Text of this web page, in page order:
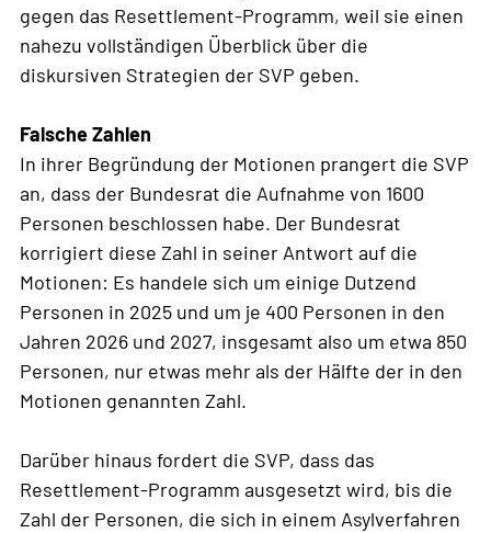
gegen das Resettlement-Programm, weil sie einen
nahezu vollständigen Überblick über die
diskursiven Strategien der SVP geben.
Falsche Zahlen
In ihrer Begründung der Motionen prangert die SVP
an, dass der Bundesrat die Aufnahme von 1600
Personen beschlossen habe. Der Bundesrat
korrigiert diese Zahl in seiner Antwort auf die
Motionen: Es handele sich um einige Dutzend
Personen in 2025 und um je 400 Personen in den
Jahren 2026 und 2027, insgesamt also um etwa 850
Personen, nur etwas mehr als der Hälfte der in den
Motionen genannten Zahl.
Darüber hinaus fordert die SVP, dass das
Resettlement-Programm ausgesetzt wird, bis die
Zahl der Personen, die sich in einem Asylverfahren